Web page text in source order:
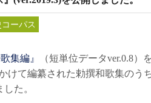
ーパス
集編』
（短単位データver.0.8）
けて編纂された勅撰和歌集のう
た。